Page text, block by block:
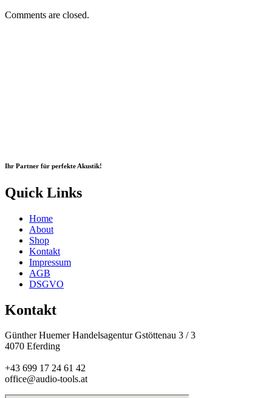
Comments are closed.
Ihr Partner für perfekte Akustik!
Quick Links
Home
About
Shop
Kontakt
Impressum
AGB
DSGVO
Kontakt
Günther Huemer Handelsagentur Gstöttenau 3 / 3
4070 Eferding
+43 699 17 24 61 42
office@audio-tools.at